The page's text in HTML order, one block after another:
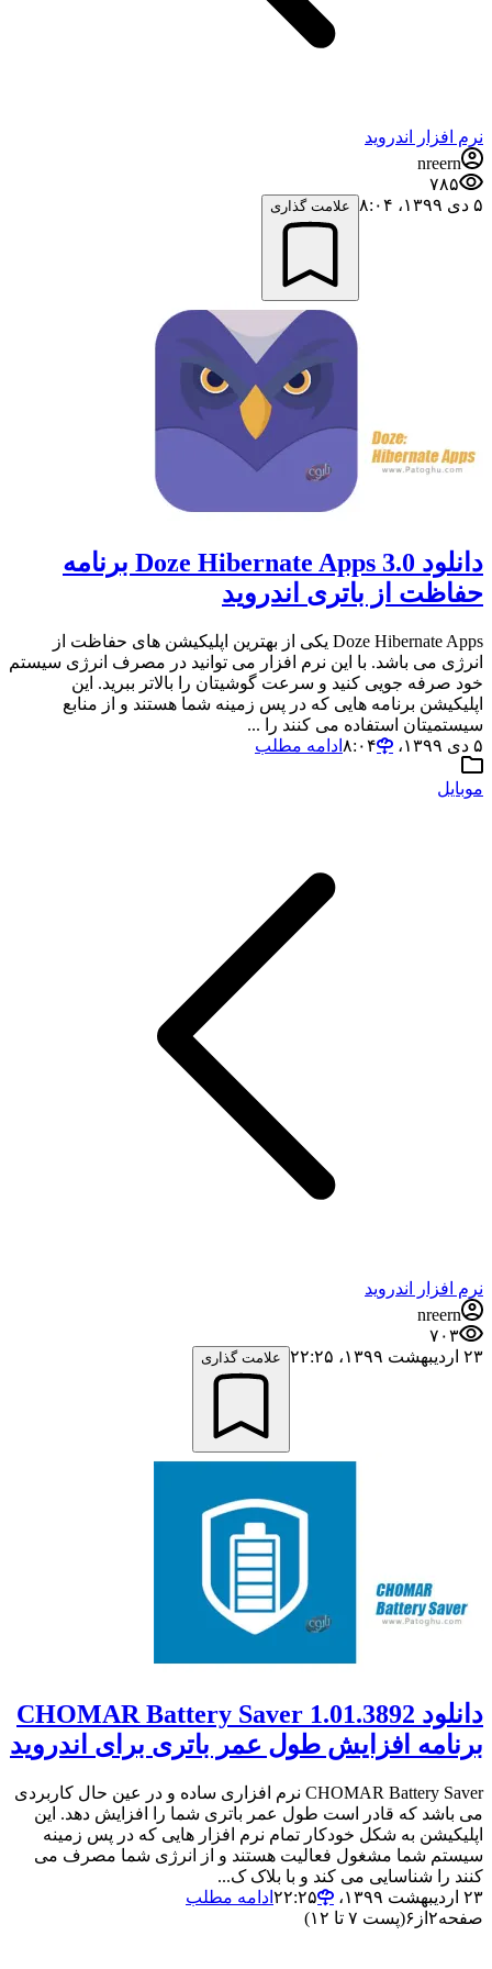
نرم افزار اندروید
nreern
۷۸۵
۵ دی ۱۳۹۹،‏ ۸:۰۴
علامت گذاری
دانلود 3.0 Doze Hibernate Apps برنامه
حفاظت از باتری اندروید
Doze Hibernate Apps یکی از بهترین اپلیکیشن های حفاظت از
انرژی می باشد. با این نرم افزار می توانید در مصرف انرژی سیستم
خود صرفه جویی کنید و سرعت گوشیتان را بالاتر ببرید. این
اپلیکیشن برنامه هایی که در پس زمینه شما هستند و از منابع
سیستمیتان استفاده می کنند را ...
۵ دی ۱۳۹۹،‏ ۸:۰۴
ادامه مطلب
موبایل
نرم افزار اندروید
nreern
۷۰۳
۲۳ اردیبهشت ۱۳۹۹،‏ ۲۲:۲۵
علامت گذاری
دانلود 1.01.3892 CHOMAR Battery Saver
برنامه افزایش طول عمر باتری برای اندروید
CHOMAR Battery Saver نرم افزاری ساده و در عین حال کاربردی
می باشد که قادر است طول عمر باتری شما را افزایش دهد. این
اپلیکیشن به شکل خودکار تمام نرم افزار هایی که در پس زمینه
سیستم شما مشغول فعالیت هستند و از انرژی شما مصرف می
کنند را شناسایی می کند و با بلاک ک...
۲۳ اردیبهشت ۱۳۹۹،‏ ۲۲:۲۵
ادامه مطلب
صفحه۲ از ۶(پست ۷ تا ۱۲)